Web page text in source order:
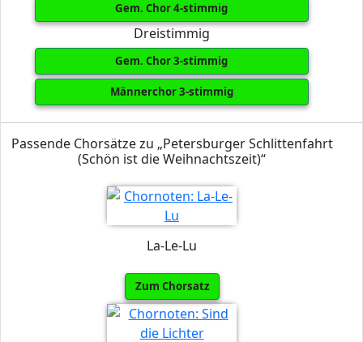
Gem. Chor 4-stimmig
Dreistimmig
Gem. Chor 3-stimmig
Männerchor 3-stimmig
Passende Chorsätze zu „Petersburger Schlittenfahrt
(Schön ist die Weihnachtszeit)“
La-Le-Lu
Zum Chorsatz